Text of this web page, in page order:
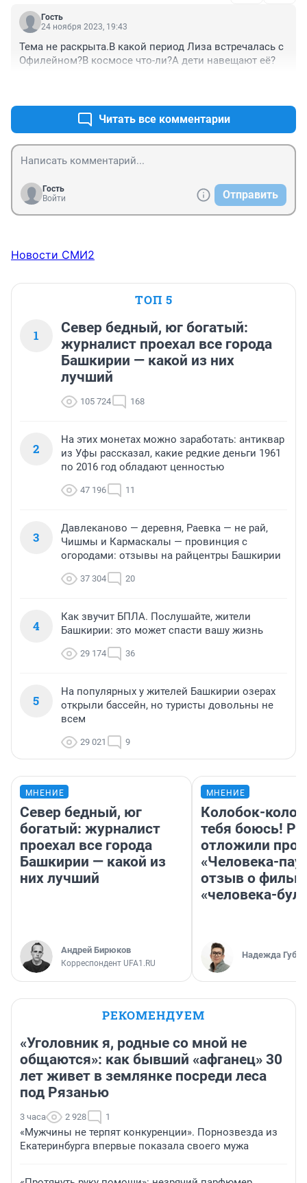
Гость
24 ноября 2023, 19:43
Тема не раскрыта.В какой период Лиза встречалась с
Офилейном?В космосе что-ли?А дети навещают её?
Читать все комментарии
Гость
Войти
Отправить
Новости СМИ2
ТОП 5
1
Север бедный, юг богатый:
журналист проехал все города
Башкирии — какой из них
лучший
105 724 168
2
На этих монетах можно заработать: антиквар
из Уфы рассказал, какие редкие деньги 1961
по 2016 год обладают ценностью
47 196 11
3
Давлеканово — деревня, Раевка — не рай,
Чишмы и Кармаскалы — провинция с
огородами: отзывы на райцентры Башкирии
37 304 20
4
Как звучит БПЛА. Послушайте, жители
Башкирии: это может спасти вашу жизнь
29 174 36
5
На популярных у жителей Башкирии озерах
открыли бассейн, но туристы довольны не
всем
29 021 9
МНЕНИЕ
Север бедный, юг
богатый: журналист
проехал все города
Башкирии — какой из
них лучший
Андрей Бирюков
Корреспондент UFA1.RU
МНЕНИЕ
Колобок-
тебя боюсь!
отложили
«Человека-
отзыв о
«человека-
Надежда
РЕКОМЕНДУЕМ
«Уголовник я, родные со мной не
общаются»: как бывший «афганец» 30
лет живет в землянке посреди леса
под Рязанью
3 часа 2 928 1
«Мужчины не терпят конкуренции». Порнозвезда из
Екатеринбурга впервые показала своего мужа